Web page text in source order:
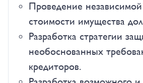
Проведение
стоимости имущества
Разработка стратегии
необоснованных
кредиторов.